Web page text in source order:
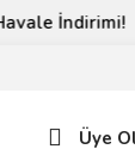
İndirimi!
Üye